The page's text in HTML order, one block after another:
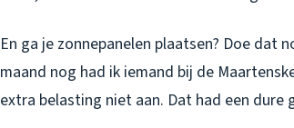
En ga je zonnepanelen plaatsen? Doe dat
maand nog had ik iemand bij de
extra belasting niet aan. Dat had een dure